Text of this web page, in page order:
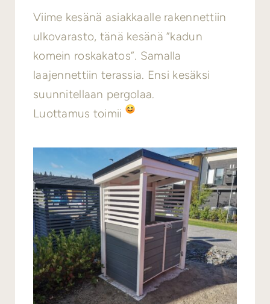
Viime kesänä asiakkaalle rakennettiin
ulkovarasto, tänä kesänä ”kadun
komein roskakatos”. Samalla
laajennettiin terassia. Ensi kesäksi
suunnitellaan pergolaa.
Luottamus toimii